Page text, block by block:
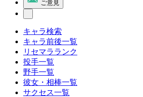
ご意見
キャラ検索
キャラ前後一覧
リセマラランク
投手一覧
野手一覧
彼女・相棒一覧
サクセス一覧